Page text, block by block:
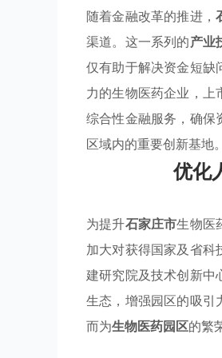
随着金融改革的推进，
渠道。这一系列的产业
仅有助于解决资金短缺
力的生物医药企业，
综合性金融服务，确保
区域内的重要创新基地。
优化
为提升石家庄市生物医
加大对获得国家及省
建研究院及技术创新中
生态，增强园区的吸引
而为生物医药园区的繁